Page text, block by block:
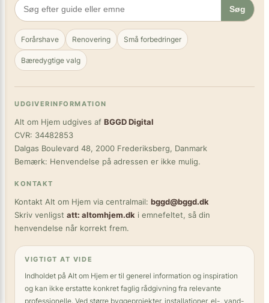
Søg
Forårshave Renovering Små forbedringer
Bæredygtige valg
UDGIVERINFORMATION
Alt om Hjem udgives af BGGD Digital
CVR: 34482853
Dalgas Boulevard 48, 2000 Frederiksberg, Danmark
Bemærk: Henvendelse på adressen er ikke mulig.
KONTAKT
Kontakt Alt om Hjem via centralmail: bggd@bggd.dk
Skriv venligst att: altomhjem.dk i emnefeltet, så din
henvendelse når korrekt frem.
VIGTIGT AT VIDE
Indholdet på Alt om Hjem er til generel information og inspiration
og kan ikke erstatte konkret faglig rådgivning fra relevante
professionelle. Ved større byggeprojekter, installationer, el-, vand-